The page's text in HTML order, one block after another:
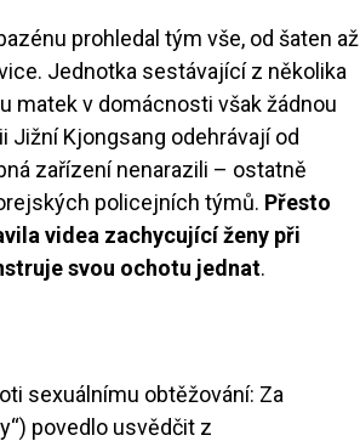
prohledal tým vše, od šaten až
Jednotka sestávající z několika
matek v domácnosti však žádnou
Jižní Kjongsang odehrávají od
zařízení nenarazili – ostatně
policejních týmů. Přesto
videa zachycující ženy při
svou ochotu jednat.
sexuálnímu obtěžování: Za
povedlo usvědčit z